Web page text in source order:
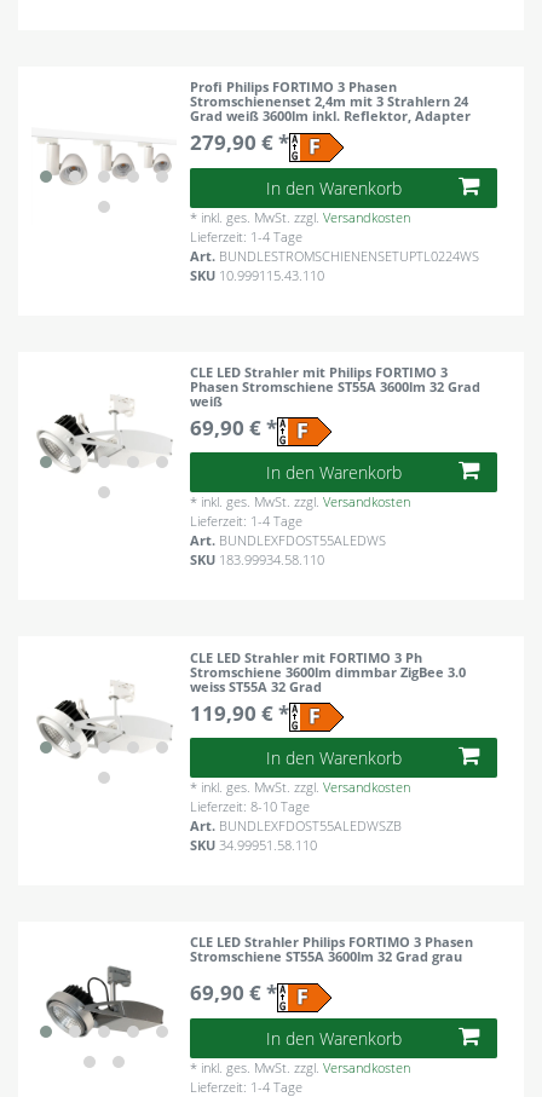
Profi Philips FORTIMO 3 Phasen
Stromschienenset 2,4m mit 3 Strahlern 24
Grad weiß 3600lm inkl. Reflektor, Adapter
279,90 € *
In den Warenkorb
* inkl. ges. MwSt. zzgl.Versandkosten
Lieferzeit: 1-4 Tage
Art. BUNDLESTROMSCHIENENSETUPTL0224WS
SKU 10.999115.43.110
CLE LED Strahler mit Philips FORTIMO 3
Phasen Stromschiene ST55A 3600lm 32 Grad
weiß
69,90 € *
In den Warenkorb
* inkl. ges. MwSt. zzgl.Versandkosten
Lieferzeit: 1-4 Tage
Art. BUNDLEXFDOST55ALEDWS
SKU 183.99934.58.110
CLE LED Strahler mit FORTIMO 3 Ph
Stromschiene 3600lm dimmbar ZigBee 3.0
weiss ST55A 32 Grad
119,90 € *
In den Warenkorb
* inkl. ges. MwSt. zzgl.Versandkosten
Lieferzeit: 8-10 Tage
Art. BUNDLEXFDOST55ALEDWSZB
SKU 34.99951.58.110
CLE LED Strahler Philips FORTIMO 3 Phasen
Stromschiene ST55A 3600lm 32 Grad grau
69,90 € *
In den Warenkorb
* inkl. ges. MwSt. zzgl.Versandkosten
Lieferzeit: 1-4 Tage